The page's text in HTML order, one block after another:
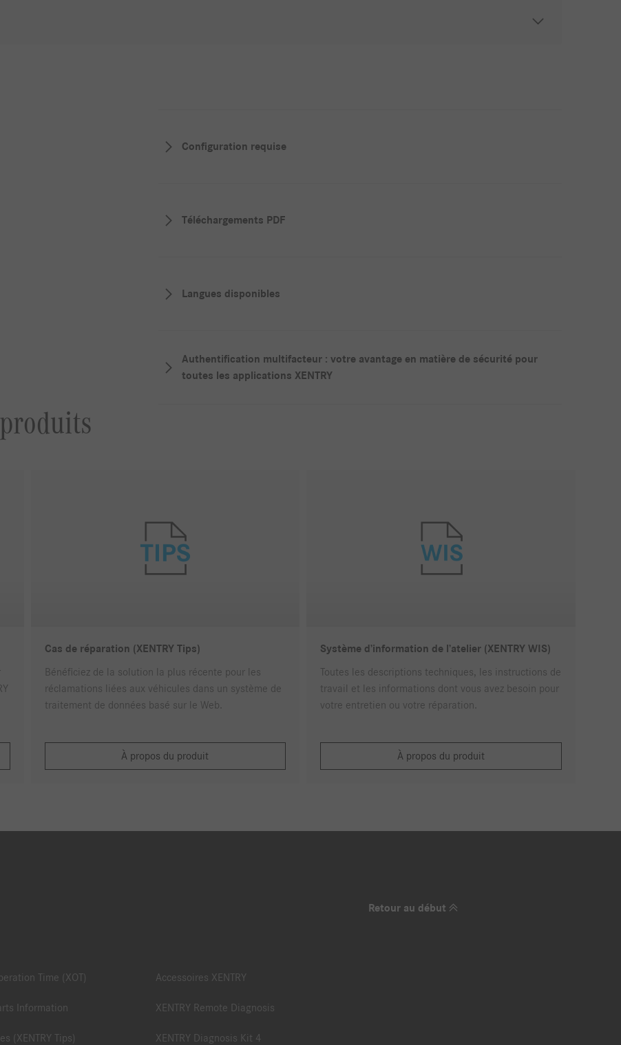
Configuration requise
Téléchargements PDF
Langues disponibles
Authentification multifacteur : votre avantage en matière de sécurité pour
toutes les applications XENTRY
Cas de réparation (XENTRY Tips)
Bénéficiez de la solution la plus récente pour les
réclamations liées aux véhicules dans un système de
traitement de données basé sur le Web.
À propos du produit
Système d’information de l’atelier (XENTRY WIS)
Toutes les descriptions techniques, les instructions de
travail et les informations dont vous avez besoin pour
votre entretien ou votre réparation.
À propos du produit
Retour au début
Time (XOT)
Information
(XENTRY Tips)
Accessoires XENTRY
XENTRY Remote Diagnosis
XENTRY Diagnosis Kit 4